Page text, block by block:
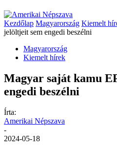
Kezdőlap Magyarország Kiemelt
jelöltjeit sem engedi beszélni
Magyarország
Kiemelt hírek
Magyar saját kamu
engedi beszélni
Írta:
Amerikai Népszava
-
2024-05-18